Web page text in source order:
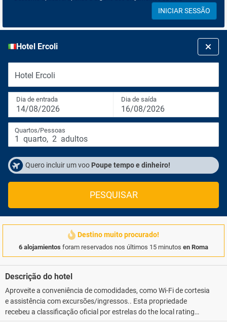
INICIAR SESSÃO
Hotel Ercoli
Hotel Ercoli
Dia de entrada
14/08/2026
Dia de saída
16/08/2026
Quartos/Pessoas
1 quarto, 2 adultos
Quero incluir um voo Poupe tempo e dinheiro!
PESQUISAR
Destino muito procurado!
6 alojamientos foram reservados nos últimos 15 minutos en Roma
Descrição do hotel
Aproveite a conveniência de comodidades, como Wi-Fi de cortesia
e assistência com excursões/ingressos.. Esta propriedade
recebeu a classificação oficial por estrelas do the local rating
authority.. As comodidades presentes incluem check-in expresso,